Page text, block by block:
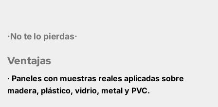
·No te lo pierdas·
Ventajas
· Paneles con muestras reales aplicadas sobre
madera, plástico, vidrio, metal y PVC.